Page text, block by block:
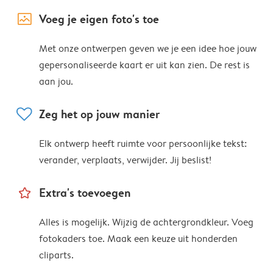
image_placeholder Voeg je eigen foto's toe
Met onze ontwerpen geven we je een idee hoe jouw
gepersonaliseerde kaart er uit kan zien. De rest is
aan jou.
heart Zeg het op jouw manier
Elk ontwerp heeft ruimte voor persoonlijke tekst:
verander, verplaats, verwijder. Jij beslist!
star_outline Extra's toevoegen
Alles is mogelijk. Wijzig de achtergrondkleur. Voeg
fotokaders toe. Maak een keuze uit honderden
cliparts.